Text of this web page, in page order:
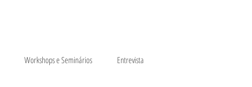
Workshops e Seminários Entrevista